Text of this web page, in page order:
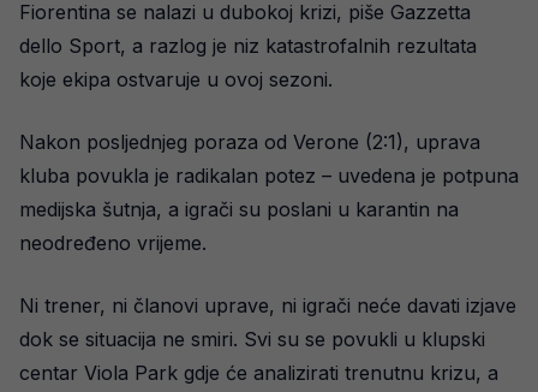
Fiorentina se nalazi u dubokoj krizi, piše Gazzetta
dello Sport, a razlog je niz katastrofalnih rezultata
koje ekipa ostvaruje u ovoj sezoni.
Nakon posljednjeg poraza od Verone (2:1), uprava
kluba povukla je radikalan potez – uvedena je potpuna
medijska šutnja, a igrači su poslani u karantin na
neodređeno vrijeme.
Ni trener, ni članovi uprave, ni igrači neće davati izjave
dok se situacija ne smiri. Svi su se povukli u klupski
centar Viola Park gdje će analizirati trenutnu krizu, a